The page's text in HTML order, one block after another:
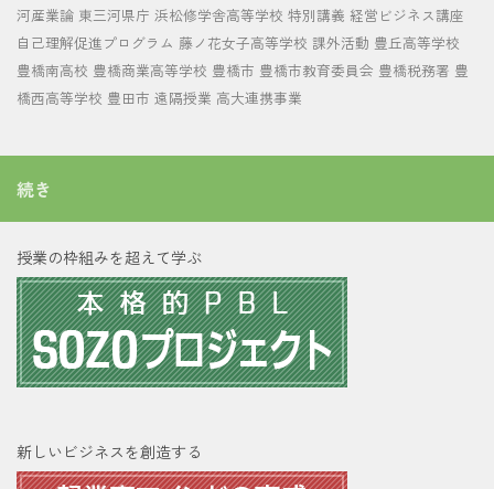
河産業論 東三河県庁 浜松修学舎高等学校 特別講義 経営ビジネス講座
自己理解促進プログラム 藤ノ花女子高等学校 課外活動 豊丘高等学校
豊橋南高校 豊橋商業高等学校 豊橋市 豊橋市教育委員会 豊橋税務署 豊
橋西高等学校 豊田市 遠隔授業 高大連携事業
続き
授業の枠組みを超えて学ぶ
新しいビジネスを創造する